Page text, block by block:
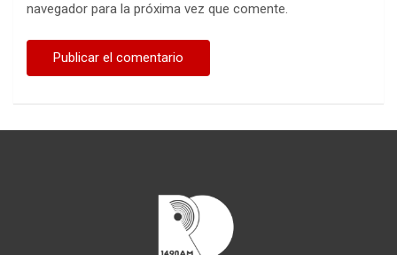
navegador para la próxima vez que comente.